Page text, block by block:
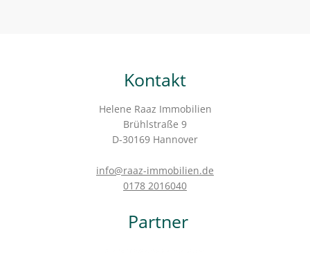
Kontakt
Helene Raaz Immobilien
Brühlstraße 9
D-30169 Hannover
info@raaz-immobilien.de
0178 2016040
Partner